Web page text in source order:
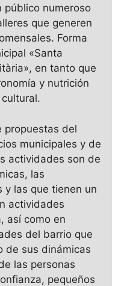
público numeroso
que generen
Forma
«Santa
en tanto que
y nutrición
propuestas del
municipales y de
actividades son de
las
y las que tienen un
actividades
así como en
del barrio que
de sus dinámicas
las personas
pequeños